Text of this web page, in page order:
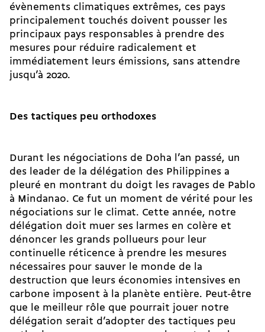
évènements climatiques extrêmes, ces pays
principalement touchés doivent pousser les
principaux pays responsables à prendre des
mesures pour réduire radicalement et
immédiatement leurs émissions, sans attendre
jusqu’à 2020.
Des tactiques peu orthodoxes
Durant les négociations de Doha l’an passé, un
des leader de la délégation des Philippines a
pleuré en montrant du doigt les ravages de Pablo
à Mindanao. Ce fut un moment de vérité pour les
négociations sur le climat. Cette année, notre
délégation doit muer ses larmes en colère et
dénoncer les grands pollueurs pour leur
continuelle réticence à prendre les mesures
nécessaires pour sauver le monde de la
destruction que leurs économies intensives en
carbone imposent à la planète entière. Peut-être
que le meilleur rôle que pourrait jouer notre
délégation serait d’adopter des tactiques peu